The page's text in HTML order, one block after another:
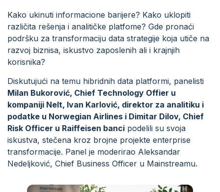
Kako ukinuti informacione barijere? Kako uklopiti
različita rešenja i analitičke platfome? Gde pronaći
podršku za transformaciju data strategije koja utiče na
razvoj biznisa, iskustvo zaposlenih ali i krajnjih
korisnika?
Diskutujući na temu hibridnih data platformi, panelisti
Milan Bukorović, Chief Technology Offier u
kompaniji Nelt, Ivan Karlović, direktor za analitiku i
podatke u Norwegian Airlines i Dimitar Dilov, Chief
Risk Officer u Raiffeisen banci podelili su svoja
iskustva, stečena kroz brojne projekte enterprise
transformacije. Panel je moderirao Aleksandar
Nedeljković, Chief Business Officer u Mainstreamu.